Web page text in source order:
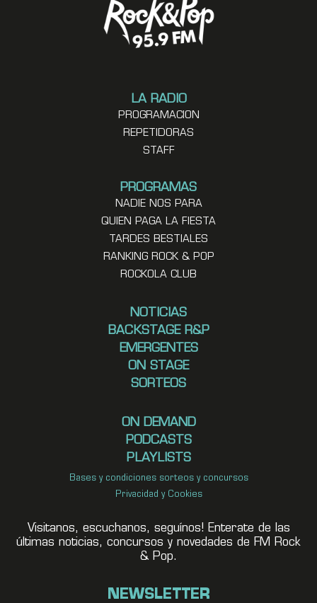
LA RADIO
PROGRAMACION
REPETIDORAS
STAFF
PROGRAMAS
NADIE NOS PARA
QUIEN PAGA LA FIESTA
TARDES BESTIALES
RANKING ROCK & POP
ROCKOLA CLUB
NOTICIAS
BACKSTAGE R&P
EMERGENTES
ON STAGE
SORTEOS
ON DEMAND
PODCASTS
PLAYLISTS
Bases y condiciones sorteos y concursos
Privacidad y Cookies
Visitanos, escuchanos, seguínos! Enterate de las
últimas noticias, concursos y novedades de FM Rock
& Pop.
NEWSLETTER